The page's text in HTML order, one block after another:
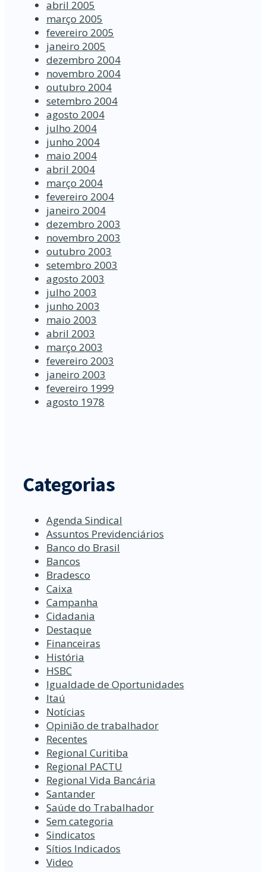
abril 2005
março 2005
fevereiro 2005
janeiro 2005
dezembro 2004
novembro 2004
outubro 2004
setembro 2004
agosto 2004
julho 2004
junho 2004
maio 2004
abril 2004
março 2004
fevereiro 2004
janeiro 2004
dezembro 2003
novembro 2003
outubro 2003
setembro 2003
agosto 2003
julho 2003
junho 2003
maio 2003
abril 2003
março 2003
fevereiro 2003
janeiro 2003
fevereiro 1999
agosto 1978
Categorias
Agenda Sindical
Assuntos Previdenciários
Banco do Brasil
Bancos
Bradesco
Caixa
Campanha
Cidadania
Destaque
Financeiras
História
HSBC
Igualdade de Oportunidades
Itaú
Notícias
Opinião de trabalhador
Recentes
Regional Curitiba
Regional PACTU
Regional Vida Bancária
Santander
Saúde do Trabalhador
Sem categoria
Sindicatos
Sítios Indicados
Video